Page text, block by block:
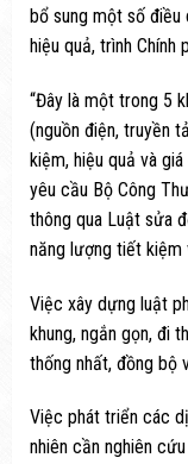
bổ sung một số
hiệu quả, trình Chính
“Đây là một trong 5
(nguồn điện, truyền
kiệm, hiệu quả và
yêu cầu Bộ Công
thông qua Luật sửa
năng lượng tiết kiệm
Việc xây dựng luật
khung, ngắn gọn, đi
thống nhất, đồng bộ
Việc phát triển các
nhiên cần nghiên